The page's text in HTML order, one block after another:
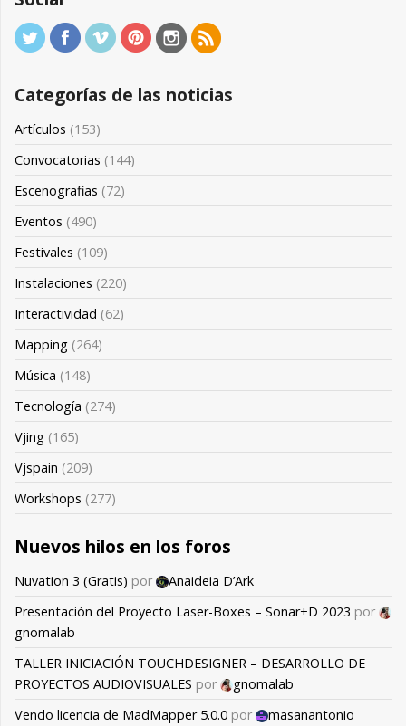
Categorías de las noticias
Artículos (153)
Convocatorias (144)
Escenografias (72)
Eventos (490)
Festivales (109)
Instalaciones (220)
Interactividad (62)
Mapping (264)
Música (148)
Tecnología (274)
Vjing (165)
Vjspain (209)
Workshops (277)
Nuevos hilos en los foros
Nuvation 3 (Gratis) por
Anaideia D’Ark
Presentación del Proyecto Laser-Boxes – Sonar+D 2023 por
gnomalab
TALLER INICIACIÓN TOUCHDESIGNER – DESARROLLO DE
PROYECTOS AUDIOVISUALES por
gnomalab
Vendo licencia de MadMapper 5.0.0 por
masanantonio